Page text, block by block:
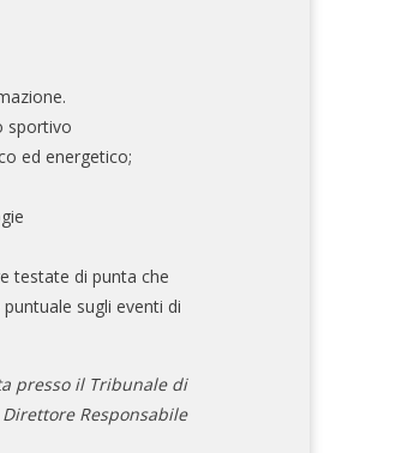
sportivo
ed energetico;
testate di punta che
sugli eventi di
presso il Tribunale di
Responsabile